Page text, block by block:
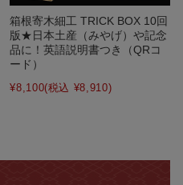
箱根寄木細工 TRICK BOX 10回
版★日本土産（みやげ）や記念
品に！英語説明書つき（QRコ
ード）
¥8,100(税込 ¥8,910)